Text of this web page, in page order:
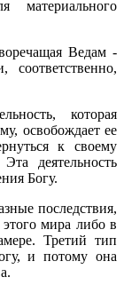
материального
Ведам -
которая
освобождает ее
к своему
деятельность
Богу.
последствия,
мира либо в
Третий тип
и потому она